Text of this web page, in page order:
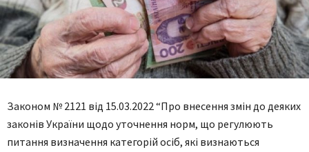
Законом № 2121 від 15.03.2022 “Про внесення змін до деяких
законів України щодо уточнення норм, що регулюють
питання визначення категорій осіб, які визнаються